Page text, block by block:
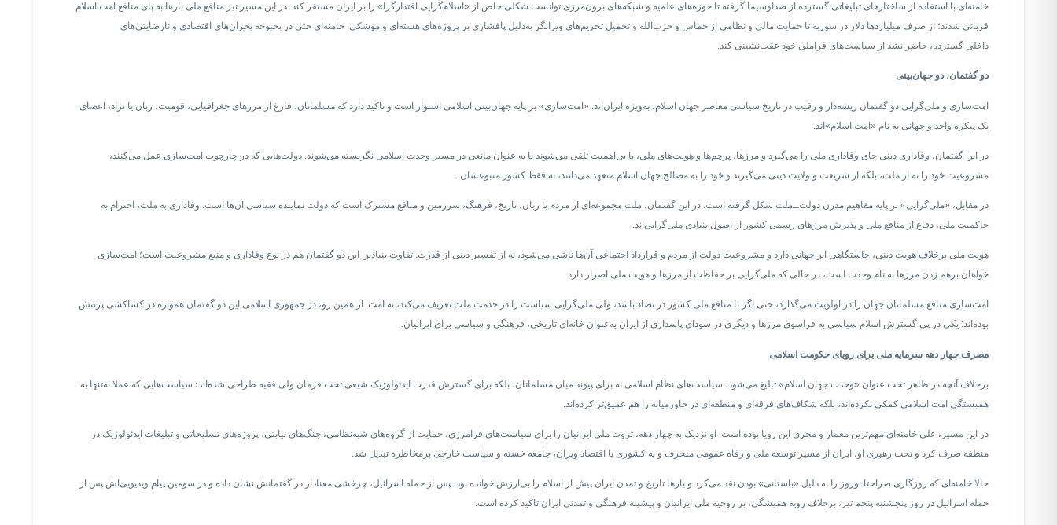
خامنه‌ای با استفاده از ساختارهای تبلیغاتی گسترده از صداوسیما گرفته تا حوزه‌های علمیه و شبکه‌های برون‌مرزی توانست شکلی خاص از «اسلام‌گرایی اقتدارگرا» را بر ایران مستقر کند. در این مسیر نیز منافع ملی بارها به پای منافع امت‌ اسلام
قربانی شدند؛ از صرف میلیاردها دلار در سوریه تا حمایت مالی و نظامی از حماس و حزب‌الله و تحمیل تحریم‌های ویرانگر به‌دلیل پافشاری بر پروژه‌های هسته‌ای و موشکی. خامنه‌ای حتی در بحبوحه بحران‌های اقتصادی و نارضایتی‌های
داخلی گسترده، حاضر نشد از سیاست‌های فراملی خود عقب‌نشینی کند.
دو گفتمان، دو جهان‌بینی
امت‌سازی و ملی‌گرایی دو گفتمان ریشه‌دار و رقیب در تاریخ سیاسی معاصر جهان اسلام، به‌ویژه ایران‌اند. «امت‌سازی» بر پایه جهان‌بینی اسلامی استوار است و تاکید دارد که مسلمانان، فارغ از مرزهای جغرافیایی، قومیت، زبان یا نژاد، اعضای
یک پیکره واحد و جهانی به نام «امت اسلام»‌اند.
در این گفتمان، وفاداری دینی جای وفاداری ملی را می‌گیرد و مرزها، پرچم‌ها و هویت‌های ملی، یا بی‌اهمیت تلقی می‌شوند یا به عنوان مانعی در مسیر وحدت اسلامی نگریسته می‌شوند. دولت‌هایی که در چارچوب امت‌سازی عمل می‌کنند،
مشروعیت خود را نه از ملت، بلکه از شریعت و ولایت دینی می‌گیرند و خود را به مصالح جهان اسلام متعهد می‌دانند، نه فقط کشور متبوعشان.
در مقابل، «ملی‌گرایی» بر پایه مفاهیم مدرن دولت‌ــ‌ملت شکل گرفته است. در این گفتمان، ملت مجموعه‌ای از مردم با زبان، تاریخ، فرهنگ، سرزمین و منافع مشترک است که دولت نماینده سیاسی آن‌ها است. وفاداری به ملت، احترام به
حاکمیت ملی، دفاع از منافع ملی و پذیرش مرزهای رسمی کشور از اصول بنیادی ملی‌گرایی‌اند.
هویت ملی برخلاف هویت دینی، خاستگاهی این‌جهانی دارد و مشروعیت دولت از مردم و قرارداد اجتماعی آن‌ها ناشی می‌شود، نه از تفسیر دینی از قدرت. تفاوت بنیادین این دو گفتمان هم در نوع وفاداری و منبع مشروعیت است؛ امت‌سازی
خواهان برهم زدن مرزها به نام وحدت است، در حالی که ملی‌گرایی بر حفاظت از مرزها و هویت ملی اصرار دارد.
امت‌سازی منافع مسلمانان جهان را در اولویت می‌گذارد، حتی اگر با منافع ملی کشور در تضاد باشد، ولی ملی‌گرایی سیاست را در خدمت ملت تعریف می‌کند، نه امت. از همین رو، در جمهوری اسلامی این دو گفتمان همواره در کشاکشی پرتنش
بوده‌اند: یکی در پی گسترش اسلام سیاسی به فراسوی مرزها و دیگری در سودای پاسداری از ایران به‌عنوان خانه‌ای تاریخی، فرهنگی و سیاسی برای ایرانیان.
مصرف چهار دهه سرمایه ملی برای رویای حکومت اسلامی
برخلاف آنچه در ظاهر تحت عنوان «وحدت جهان اسلام» تبلیغ می‌شود، سیاست‌های نظام اسلامی نه برای پیوند میان مسلمانان، بلکه برای گسترش قدرت ایدئولوژیک شیعی تحت فرمان ولی فقیه طراحی شده‌اند؛ سیاست‌هایی که عملا نه‌تنها به
همبستگی امت اسلامی کمکی نکرده‌اند، بلکه شکاف‌های فرقه‌ای و منطقه‌ای در خاورمیانه را هم عمیق‌تر کرده‌اند.
در این مسیر، علی خامنه‌ای مهم‌ترین معمار و مجری این رویا بوده است. او نزدیک به چهار دهه، ثروت ملی ایرانیان را برای سیاست‌های فرامرزی، حمایت از گروه‌های شبه‌نظامی، جنگ‌های نیابتی، پروژه‌های تسلیحاتی و تبلیغات ایدئولوژیک در
منطقه صرف کرد و تحت رهبری او، ایران از مسیر توسعه ملی و رفاه عمومی منحرف و به کشوری با اقتصاد ویران، جامعه خسته و سیاست خارجی پرمخاطره تبدیل شد.
حالا خامنه‌ای که روزگاری صراحتا نوروز را به دلیل «باستانی» بودن نقد می‌کرد و بارها تاریخ و تمدن ایران پیش از اسلام را بی‌ارزش خوانده بود، پس از حمله اسرائیل، چرخشی معنادار در گفتمانش نشان داده و در سومین پیام ویدیویی‌اش پس از
حمله اسرائیل در روز پنجشنبه پنجم تیر، برخلاف رویه همیشگی‌، بر روحیه ملی ایرانیان و پیشینه فرهنگی و تمدنی ایران تاکید کرده است.